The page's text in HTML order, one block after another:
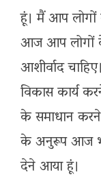
हूं। मैं आप
आज आप लोगों
आशीर्वाद
विकास कार्य
के समाधान
के अनुरूप आज
देने आया हूं।